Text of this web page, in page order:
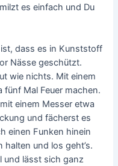
es einfach und Du
dass es in Kunststoff
Nässe geschützt.
wie nichts. Mit einem
fünf Mal Feuer machen.
einem Messer etwa
und fächerst es
einen Funken hinein
halten und los geht’s.
und lässt sich ganz